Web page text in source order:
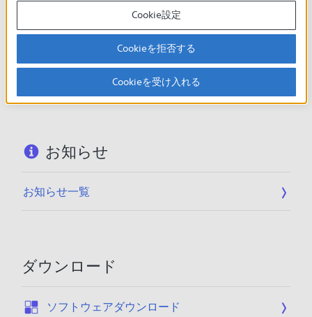
お知らせ
製品に関する重要なお知らせ
重要なお知らせ一覧
お知らせ
お知らせ一覧
ダウンロード
ソフトウェアダウンロード
Cookie設定
Cookieを拒否する
Cookieを受け入れる